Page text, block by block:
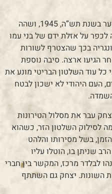
הוא עלה ארצה במסגרת עליית הנוער בשנת תש”ה, 1945, ושהה
לכפר על אזלת ידם של בני עמו
בכך שהצטרף לשורות
הגיעו ארצה. סיבה נוספת
כל עוד השלטון הבריטי מונע את
העם היהודי לא ישכון לבטח
עבר את מסלול הטירונות
לסילוק השלטון הזר, כשהוא
בשל מסירותו והלהט
שניתן בו, הוטלו עליו
לבלדר מרכז, המקשר בין חברי
השונות. יצחק גם השתתף